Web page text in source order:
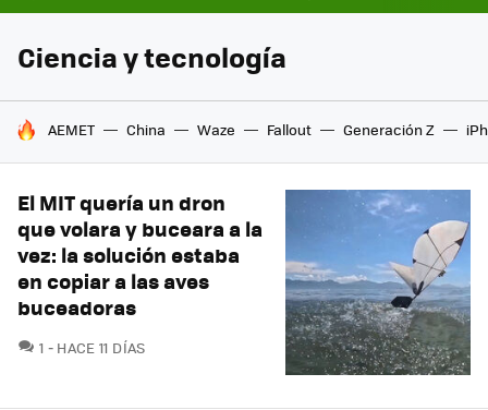
Ciencia y tecnología
HOY SE HABLA DE
AEMET China Waze Fallout Generación Z
El MIT quería un dron
que volara y buceara a la
vez: la solución estaba
en copiar a las aves
buceadoras
1 COMENTARIOS
HACE 11 DÍAS